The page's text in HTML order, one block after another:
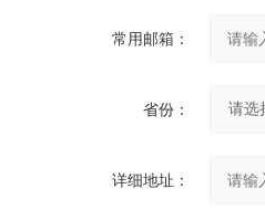
常用邮箱：
省份：
详细地址：